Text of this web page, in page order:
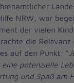
NRW, war
der vielen
die Relevanz
auf den Punkt: “
potenzielle
und Spaß am